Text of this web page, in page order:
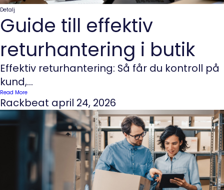
Detalj
Guide till effektiv
returhantering i butik
Effektiv returhantering: Så får du kontroll på
kund,...
Read More
Rackbeat april 24, 2026